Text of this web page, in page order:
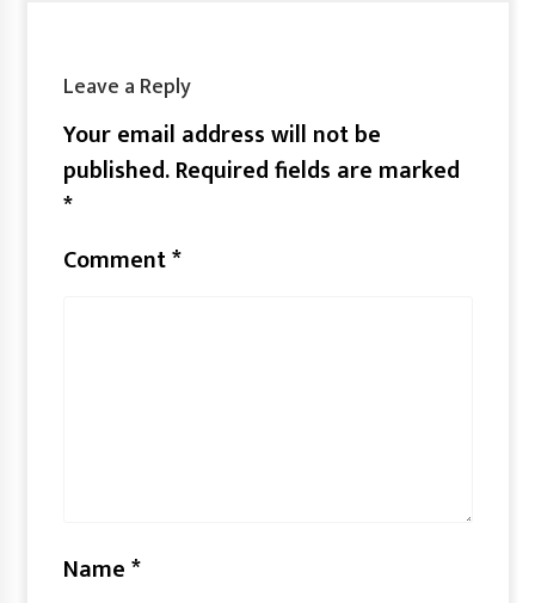
Leave a Reply
Your email address will not be
published.Required fields are marked
*
Comment*
Name*